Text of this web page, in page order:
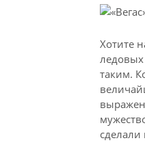
Хотите
таким.